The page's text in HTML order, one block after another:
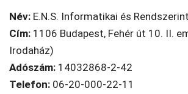
Név: E.N.S. Informatikai és
Cím: 1106 Budapest, Fehér út 10. II.
Irodaház)
Adószám: 14032868-2-42
Telefon: 06-20-000-22-11